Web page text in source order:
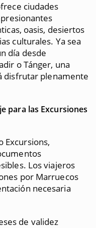
ciudades
oasis, desiertos
culturales. Ya sea
día desde
o Tánger, una
disfrutar plenamente
para las Excursiones
Excursions,
Los viajeros
por Marruecos
necesaria
de validez